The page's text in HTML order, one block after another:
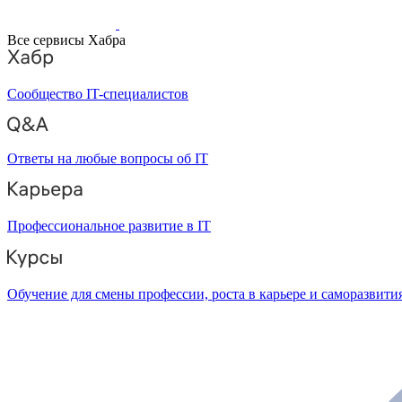
Все сервисы Хабра
Сообщество IT-специалистов
Ответы на любые вопросы об IT
Профессиональное развитие в IT
Обучение для смены профессии, роста в карьере и